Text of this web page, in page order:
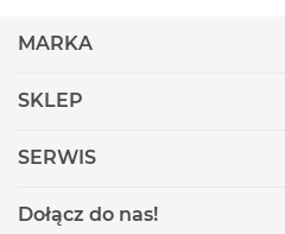
MARKA
SKLEP
SERWIS
Dołącz do nas!